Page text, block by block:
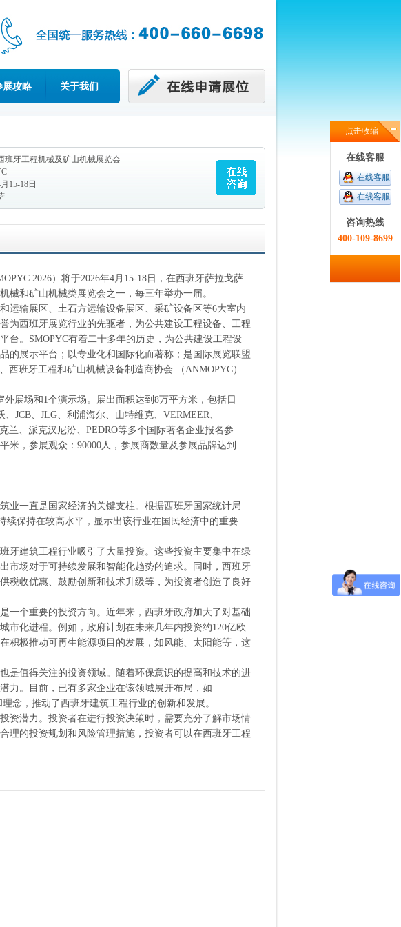
展攻略 关于我们
班牙工程机械及矿山机械展览会
15-18日
2026）将于2026年4月15-18日，在西班牙萨拉戈萨
械和矿山机械类展览会之一，每三年举办一届。
运输展区、土石方运输设备展区、采矿设备区等6大室内
为西班牙展览行业的先驱者，为公共建设工程设备、工程
台。SMOPYC有着二十多年的历史，为公共建设工程设
的展示平台；以专业化和国际化而著称；是国际展览联盟
班牙工程和矿山机械设备制造商协会 （ANMOPYC）
外展场和1个演示场。展出面积达到8万平方米，包括日
JCB、JLG、利浦海尔、山特维克、VERMEER、
兰、派克汉尼汾、PEDRO等多个国际著名企业报名参
米，参展观众：90000人，参展商数量及参展品牌达到
业一直是国家经济的关键支柱。根据西班牙国家统计局
续保持在较高水平，显示出该行业在国民经济中的重要
牙建筑工程行业吸引了大量投资。这些投资主要集中在绿
市场对于可持续发展和智能化趋势的追求。同时，西班牙
税收优惠、鼓励创新和技术升级等，为投资者创造了良好
一个重要的投资方向。近年来，西班牙政府加大了对基础
市化进程。例如，政府计划在未来几年内投资约120亿欧
积极推动可再生能源项目的发展，如风能、太阳能等，这
是值得关注的投资领域。随着环保意识的提高和技术的进
力。目前，已有多家企业在该领域展开布局，如
念，推动了西班牙建筑工程行业的创新和发展。
资潜力。投资者在进行投资决策时，需要充分了解市场情
理的投资规划和风险管理措施，投资者可以在西班牙工程
点击收缩
在线客服
在线客服
在线客服
咨询热线
400-109-8699